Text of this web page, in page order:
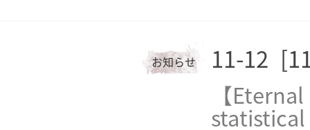
お知らせ 11-12
【
statistical